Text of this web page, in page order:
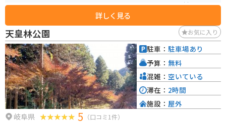
は、お土産探しにも最適です。また、レストランでは、地元の食材をふんだ
んに使った料理を楽しむことができます。特に、揖斐川町の特産品である
「揖斐茶」を使ったスイーツはおすすめです。 バイクで訪れる場合、道の駅
には広々とした駐車場が完備されているので安心です。周辺には、揖斐川沿
いを走る風光明媚な道が多く、ツーリングにも最適なエリアです。道の駅か
ら少し足を延ばせば、歴史ある谷汲山華厳寺を訪れることもできます。 道の
駅 夢さんさん谷汲は、自然と触れ合いながら、地元の美味しいものを楽しめ
る場所です。ドライブやツーリングの際には、ぜひ立ち寄ってみてくださ
い。
詳しく見る
天皇林公園 お気に入り
岐阜県 5 （口コミ1件）
駐車： 駐車場あり
予算： 無料
混雑： 空いている
滞在： 2時間
施設： 屋外